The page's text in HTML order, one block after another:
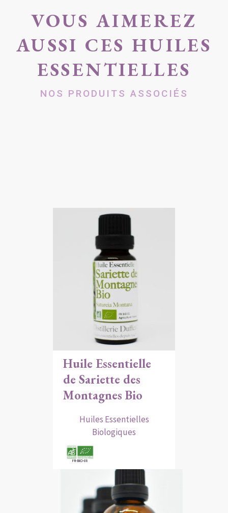
VOUS AIMEREZ
AUSSI CES HUILES
ESSENTIELLES
NOS PRODUITS ASSOCIÉS
Huile Essentielle
de Sariette des
Montagnes Bio
Huiles Essentielles
Biologiques